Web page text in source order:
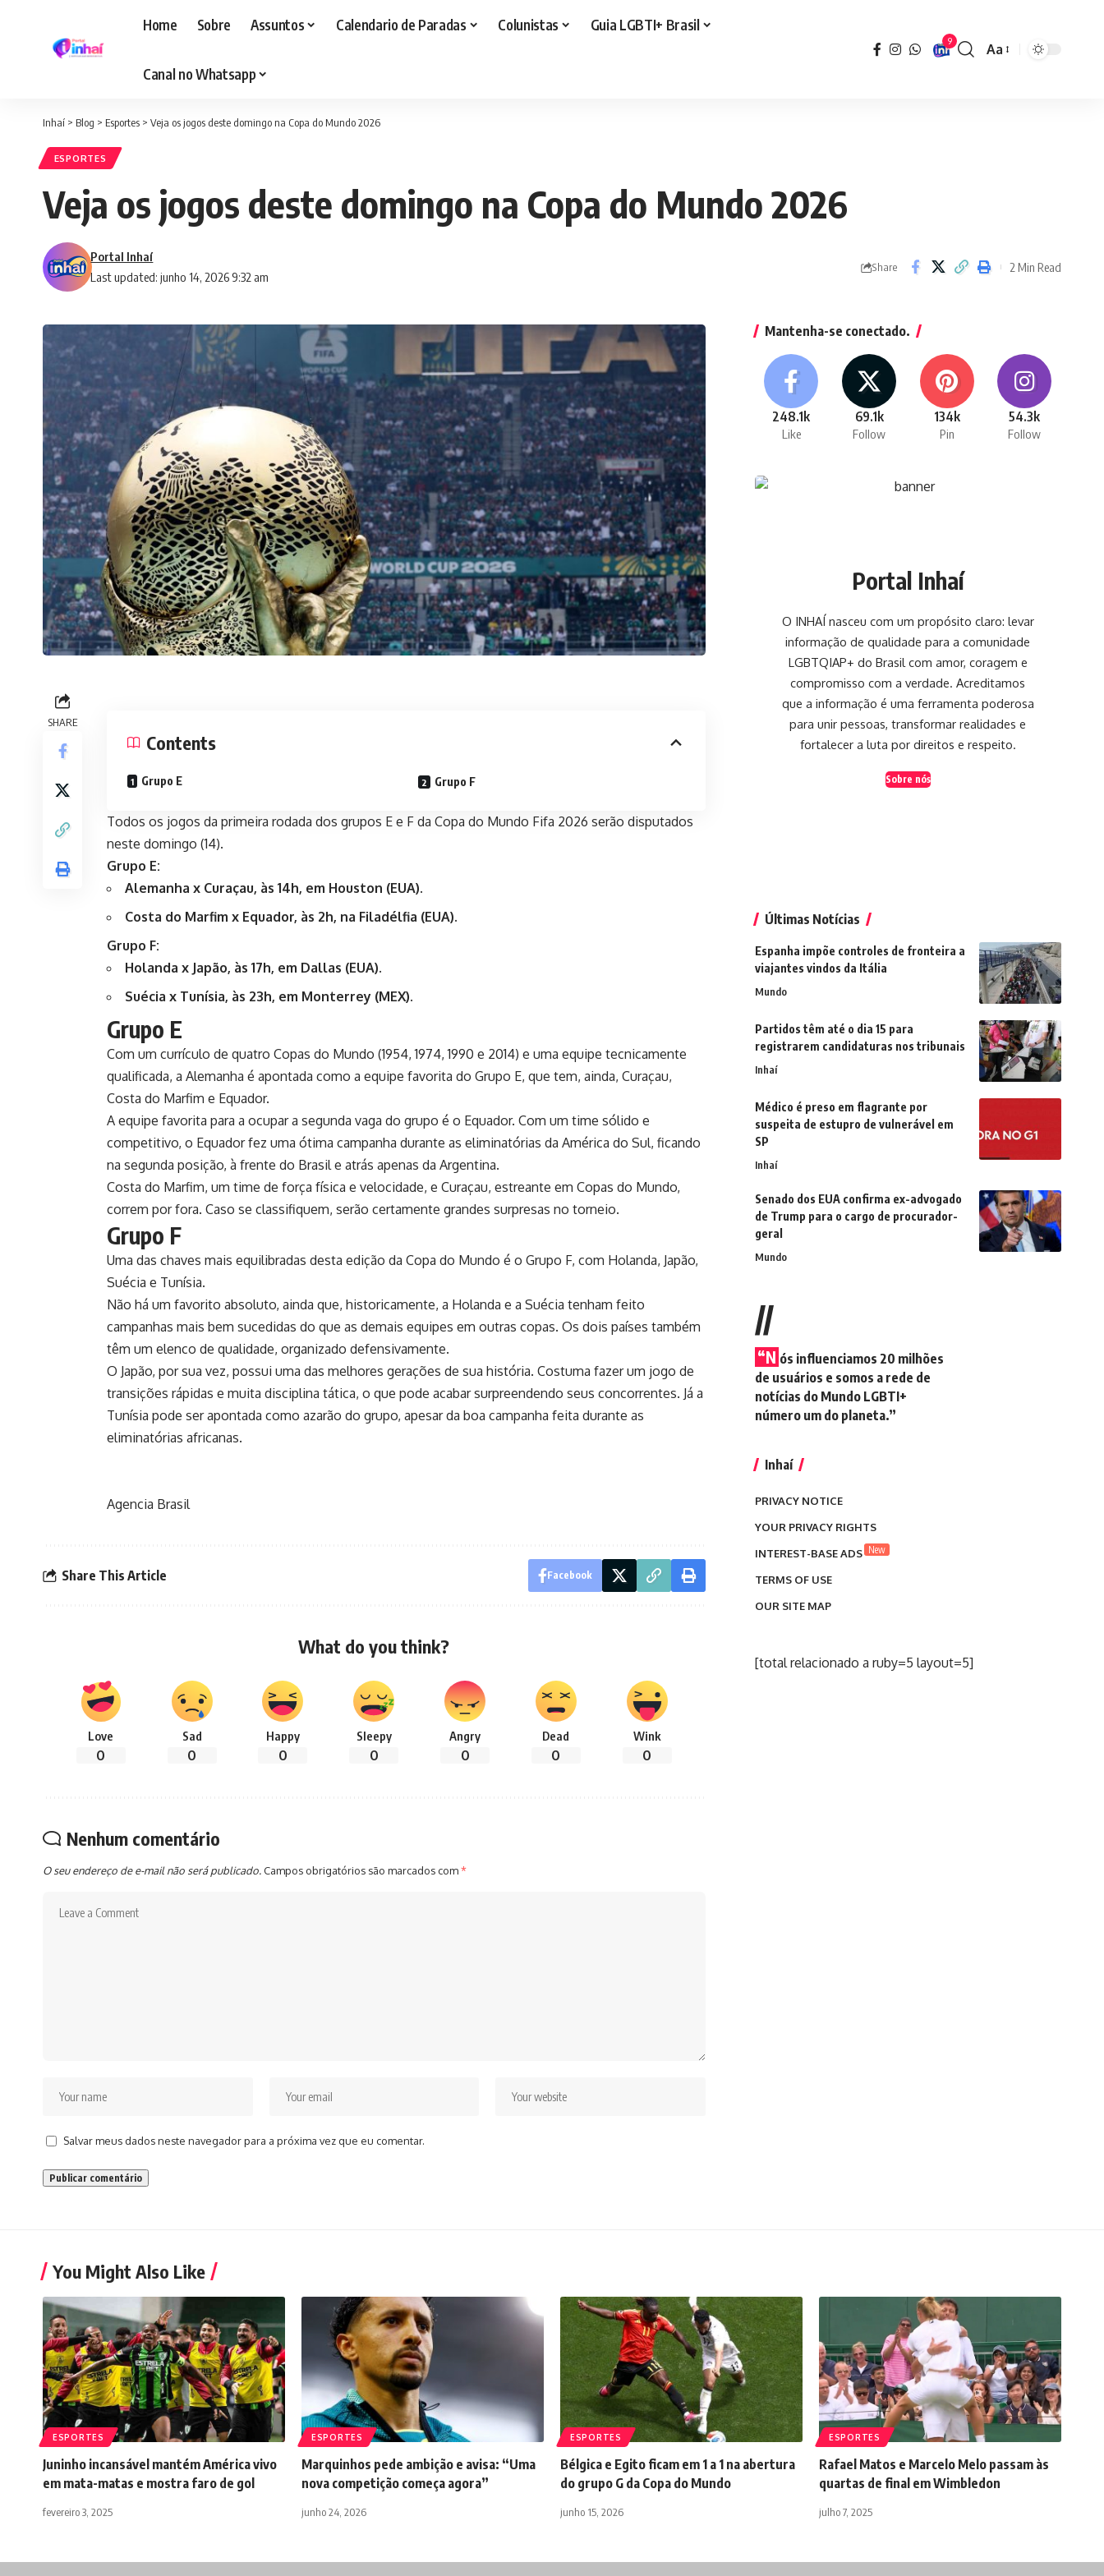
Home Sobre Assuntos Calendario de Paradas Colunistas Guia LGBTI+ Brasil
Canal no Whatsapp
9
Font
Aa
Inhaí > Blog > Esportes > Veja os jogos deste domingo na Copa do Mundo 2026
ESPORTES
Veja os jogos deste domingo na Copa do Mundo 2026
Last updated: junho 14, 2026 9:32 am
Portal Inhaí
Share 2 Min Read
SHARE
Contents
Grupo E Grupo F
Todos os jogos da primeira rodada dos grupos E e F da Copa do Mundo Fifa 2026 serão disputados
neste domingo (14).
Grupo E:
Alemanha x Curaçau, às 14h, em Houston (EUA).
Costa do Marfim x Equador, às 2h, na Filadélfia (EUA).
Grupo F:
Holanda x Japão, às 17h, em Dallas (EUA).
Suécia x Tunísia, às 23h, em Monterrey (MEX).
Grupo E
Com um currículo de quatro Copas do Mundo (1954, 1974, 1990 e 2014) e uma equipe tecnicamente
qualificada, a Alemanha é apontada como a equipe favorita do Grupo E, que tem, ainda, Curaçau,
Costa do Marfim e Equador.
A equipe favorita para a ocupar a segunda vaga do grupo é o Equador. Com um time sólido e
competitivo, o Equador fez uma ótima campanha durante as eliminatórias da América do Sul, ficando
na segunda posição, à frente do Brasil e atrás apenas da Argentina.
Costa do Marfim, um time de força física e velocidade, e Curaçau, estreante em Copas do Mundo,
correm por fora. Caso se classifiquem, serão certamente grandes surpresas no torneio.
Grupo F
Uma das chaves mais equilibradas desta edição da Copa do Mundo é o Grupo F, com Holanda, Japão,
Suécia e Tunísia.
Não há um favorito absoluto, ainda que, historicamente, a Holanda e a Suécia tenham feito
campanhas mais bem sucedidas do que as demais equipes em outras copas. Os dois países também
têm um elenco de qualidade, organizado defensivamente.
O Japão, por sua vez, possui uma das melhores gerações de sua história. Costuma fazer um jogo de
transições rápidas e muita disciplina tática, o que pode acabar surpreendendo seus concorrentes. Já a
Tunísia pode ser apontada como azarão do grupo, apesar da boa campanha feita durante as
eliminatórias africanas.
Agencia Brasil
Share This Article Facebook
What do you think?
Love
0
Sad
0
Happy
0
Sleepy
0
Angry
0
Dead
0
Wink
0
Nenhum comentário
O seu endereço de e-mail não será publicado. Campos obrigatórios são marcados com*
Salvar meus dados neste navegador para a próxima vez que eu comentar.
Mantenha-se conectado.
248.1k
Like
69.1k
Follow
134k
Pin
54.3k
Follow
Portal Inhaí
O INHAÍ nasceu com um propósito claro: levar
informação de qualidade para a comunidade
LGBTQIAP+ do Brasil com amor, coragem e
compromisso com a verdade. Acreditamos
que a informação é uma ferramenta poderosa
para unir pessoas, transformar realidades e
fortalecer a luta por direitos e respeito.
Sobre nós
Últimas Notícias
Espanha impõe controles de fronteira a
viajantes vindos da Itália
Mundo
Partidos têm até o dia 15 para
registrarem candidaturas nos tribunais
Inhaí
Médico é preso em flagrante por
suspeita de estupro de vulnerável em
SP
Inhaí
Senado dos EUA confirma ex-advogado
de Trump para o cargo de procurador-
geral
Mundo
//
“N ós influenciamos 20 milhões
de usuários e somos a rede de
notícias do Mundo LGBTI+
número um do planeta.”
Inhaí
PRIVACY NOTICE
YOUR PRIVACY RIGHTS
INTEREST-BASE ADS New
TERMS OF USE
OUR SITE MAP
[total relacionado a ruby=5 layout=5]
You Might Also Like
ESPORTES
Juninho incansável mantém América vivo
em mata-matas e mostra faro de gol
fevereiro 3, 2025
ESPORTES
Marquinhos pede ambição e avisa: “Uma
nova competição começa agora”
junho 24, 2026
ESPORTES
Bélgica e Egito ficam em 1 a 1 na abertura
do grupo G da Copa do Mundo
junho 15, 2026
ESPORTES
Rafael Matos e Marcelo Melo passam às
quartas de final em Wimbledon
julho 7, 2025